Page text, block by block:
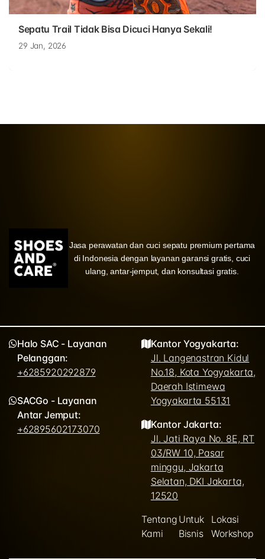
Sepatu Trail Tidak Bisa Dicuci Hanya Sekali!
29 Jan, 2026
Jasa perawatan dan cuci sepatu premium pertama
di Indonesia dengan layanan garansi gratis, cuci
ulang, antar-jemput, dan konsultasi gratis.
Halo SAC - Layanan
Pelanggan:
+6285920292879
SACGo - Layanan
Antar Jemput:
+62895602173070
Kantor Yogyakarta:
Jl. Langenastran Kidul
No.18, Kota Yogyakarta,
Daerah Istimewa
Yogyakarta 55131
Kantor Jakarta:
Jl. Jati Raya No. 8E, RT
03/RW 10, Pasar
minggu, Jakarta
Selatan, DKI Jakarta,
12520
Tentang
Kami
Untuk
Bisnis
Lokasi
Workshop